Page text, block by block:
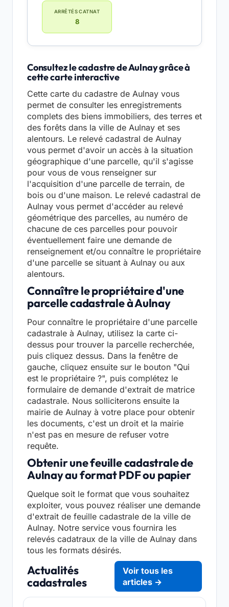
ARRÊTÉS CATNAT
8
Consultez le cadastre de Aulnay grâce à
cette carte interactive
Cette carte du cadastre de Aulnay vous
permet de consulter les enregistrements
complets des biens immobiliers, des terres et
des forêts dans la ville de Aulnay et ses
alentours. Le relevé cadastral de Aulnay
vous permet d'avoir un accès à la situation
géographique d'une parcelle, qu'il s'agisse
pour vous de vous renseigner sur
l'acquisition d'une parcelle de terrain, de
bois ou d'une maison. Le relevé cadastral de
Aulnay vous permet d'accéder au relevé
géométrique des parcelles, au numéro de
chacune de ces parcelles pour pouvoir
éventuellement faire une demande de
renseignement et/ou connaître le propriétaire
d'une parcelle se situant à Aulnay ou aux
alentours.
Connaître le propriétaire d'une
parcelle cadastrale à Aulnay
Pour connaître le propriétaire d'une parcelle
cadastrale à Aulnay, utilisez la carte ci-
dessus pour trouver la parcelle recherchée,
puis cliquez dessus. Dans la fenêtre de
gauche, cliquez ensuite sur le bouton "Qui
est le propriétaire ?", puis complétez le
formulaire de demande d'extrait de matrice
cadastrale. Nous solliciterons ensuite la
mairie de Aulnay à votre place pour obtenir
les documents, c'est un droit et la mairie
n'est pas en mesure de refuser votre
requête.
Obtenir une feuille cadastrale de
Aulnay au format PDF ou papier
Quelque soit le format que vous souhaitez
exploiter, vous pouvez réaliser une demande
d'extrait de feuille cadastrale de la ville de
Aulnay. Notre service vous fournira les
relevés cadatraux de la ville de Aulnay dans
tous les formats désirés.
Actualités
cadastrales
Voir tous les
articles →